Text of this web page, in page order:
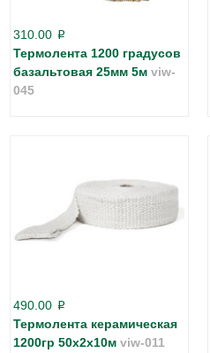
310.00 p
Термолента 1200 градусов
базальтовая 25мм 5м viw-
045
490.00 p
Термолента керамическая
1200гр 50х2х10м viw-011